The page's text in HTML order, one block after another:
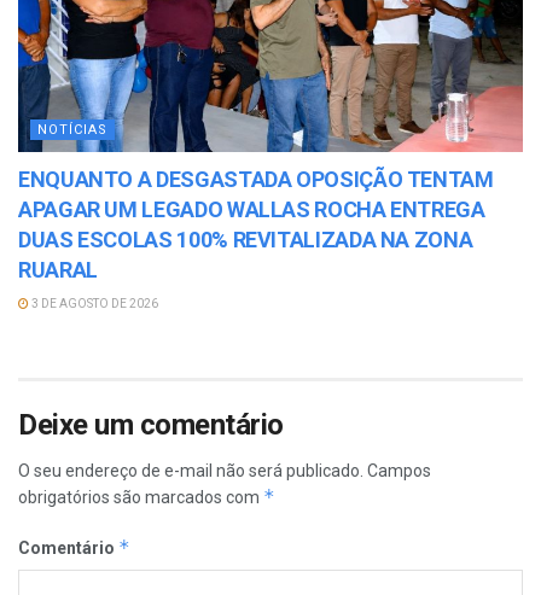
NOTÍCIAS
ENQUANTO A DESGASTADA OPOSIÇÃO TENTAM
APAGAR UM LEGADO WALLAS ROCHA ENTREGA
DUAS ESCOLAS 100% REVITALIZADA NA ZONA
RUARAL
3 DE AGOSTO DE 2026
Deixe um comentário
O seu endereço de e-mail não será publicado. Campos
obrigatórios são marcados com *
Comentário *